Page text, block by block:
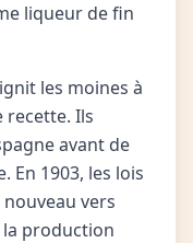
liqueur de fin
les moines à
recette. Ils
avant de
En 1903, les lois
vers
production